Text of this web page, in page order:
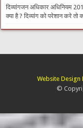
दिव्यांगजन अधिकार अधिनियम
क्या है ? दिव्यांग को परेशान करे तो
Website Design
©